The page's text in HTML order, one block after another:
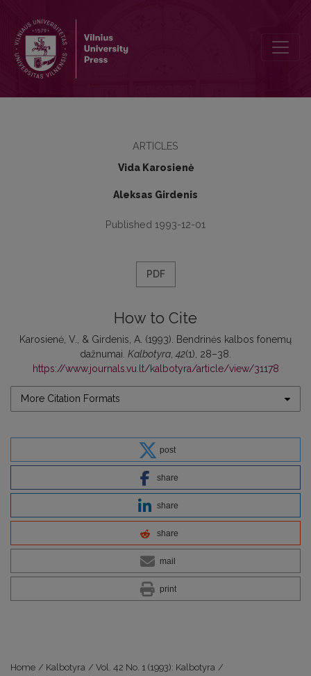
ARTICLES
Vida Karosienė
Aleksas Girdenis
Published 1993-12-01
PDF
How to Cite
Karosienė, V., & Girdenis, A. (1993). Bendrinės kalbos fonemų
dažnumai. Kalbotyra ,42(1), 28–38.
https://www.journals.vu.lt/kalbotyra/article/view/31178
More Citation Formats
post
share
share
share
mail
print
Home / Kalbotyra / Vol. 42 No. 1 (1993): Kalbotyra /